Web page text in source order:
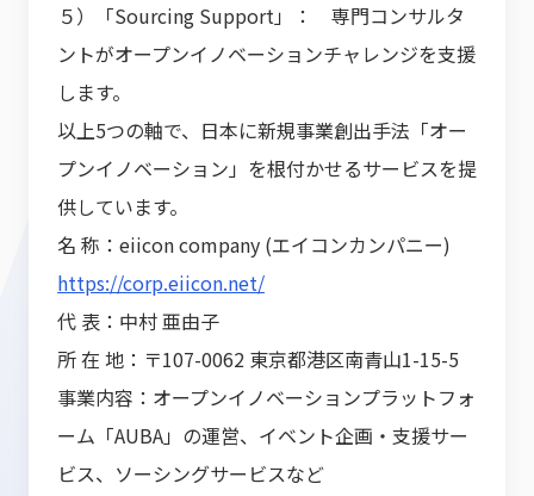
５）「Sourcing Support」： 専門コンサルタ
ントがオープンイノベーションチャレンジを支援
します。
以上5つの軸で、日本に新規事業創出手法「オー
プンイノベーション」を根付かせるサービスを提
供しています。
名 称：eiicon company (エイコンカンパニー)
https://corp.eiicon.net/
代 表：中村 亜由子
所 在 地：〒107-0062 東京都港区南青山1-15-5
事業内容：オープンイノベーションプラットフォ
ーム「AUBA」の運営、イベント企画・支援サー
ビス、ソーシングサービスなど